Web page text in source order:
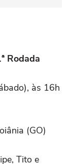
Rodada
às 16h
(GO)
Tito e